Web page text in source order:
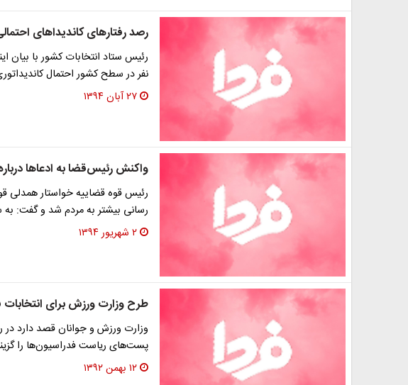
رصد رفتارهای کاندیداهای
رئیس ستاد انتخابات کشور با بیان
نفر در سطح کشور احتمال
۲۷ آبان ۱۳۹۴
واکنش رئیس‌قضا به ادعاها
رئیس قوه قضاییه خواستار همدلی
رسانی بیشتر به مردم شد و گفت:
۲ شهریور ۱۳۹۴
طرح وزارت ورزش برای انتخابات
وزارت ورزش و جوانان قصد دارد
پست‌های ریاست فدراسیون‌ها را
۱۲ بهمن ۱۳۹۲